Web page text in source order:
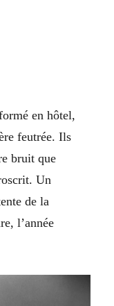
en hôtel,
feutrée. Ils
bruit que
Un
de la
l’année